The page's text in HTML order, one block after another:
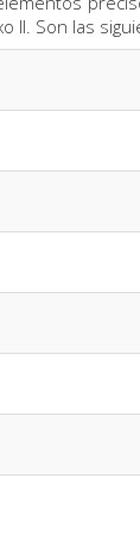
II. Son las